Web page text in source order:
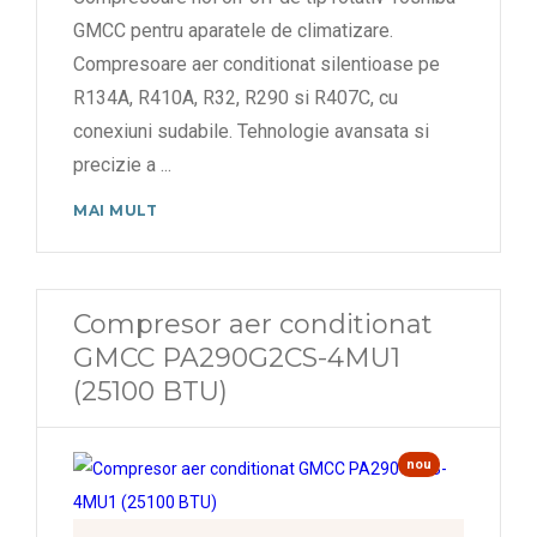
GMCC pentru aparatele de climatizare.
Compresoare aer conditionat silentioase pe
R134A, R410A, R32, R290 si R407C, cu
conexiuni sudabile. Tehnologie avansata si
precizie a ...
MAI MULT
Compresor aer conditionat
GMCC PA290G2CS-4MU1
(25100 BTU)
nou